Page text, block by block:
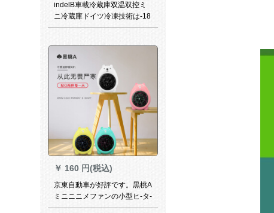
indelB車載冷蔵庫双温双控ミ
ニ冷蔵庫ドイツ冷凍技術は-18
度T 20 Sに達するところとで
￥ 160 円(税込)
京東自動車が好評です。黒桃A
ミニニニメファンの小型ヒ-タ-
ファ·ンデスクスク-ンの家庭用